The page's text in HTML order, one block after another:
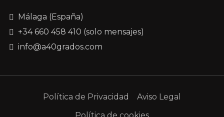
Málaga (España)
+34 660 458 410 (solo mensajes)
info@a40grados.com
Política de Privacidad
Aviso Legal